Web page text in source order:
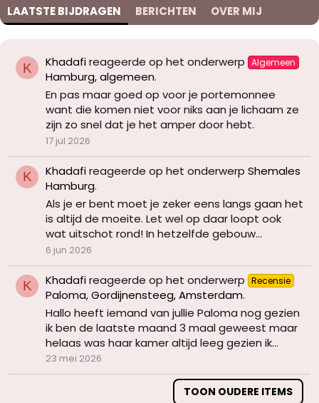
LAATSTE BIJDRAGEN BERICHTEN OVER MIJ
K Khadafireageerde op het onderwerp Algemeen
Hamburg, algemeen.
En pas maar goed op voor je portemonnee
want die komen niet voor niks aan je lichaam ze
zijn zo snel dat je het amper door hebt.
17 jul 2026
K Khadafireageerde op het onderwerp Shemales
Hamburg.
Als je er bent moet je zeker eens langs gaan het
is altijd de moeite. Let wel op daar loopt ook
wat uitschot rond! In hetzelfde gebouw...
6 jun 2026
K Khadafireageerde op het onderwerp Recensie
Paloma, Gordijnensteeg, Amsterdam.
Hallo heeft iemand van jullie Paloma nog gezien
ik ben de laatste maand 3 maal geweest maar
helaas was haar kamer altijd leeg gezien ik...
23 mei 2026
TOON OUDERE ITEMS